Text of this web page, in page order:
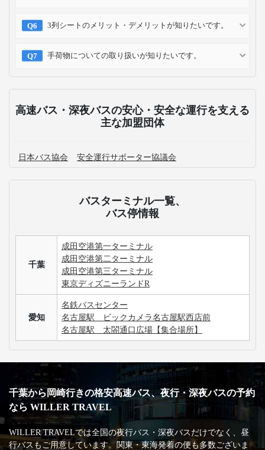
3列シートのメリット・デメリットが知りたいです。
手荷物についての取り扱いが知りたいです。
高速バス・深夜バスの安心・安全な運行を支える
主な加盟団体
日本バス協会 安全運行サポーター協議会
バスターミナル一覧、
バス停情報
千葉
成田空港第一ターミナル
成田空港第二ターミナル
成田空港第三ターミナル
東京ディズニーランドR
愛知
名鉄バスセンター
名古屋駅 ビックカメラ名古屋駅西店前
名古屋駅 太閤通口広場【集合場所】
千葉から岡崎行きの格安高速バス、夜行・深夜バスの予約
なら WILLER TRAVEL
WILLER TRAVELでは全国の夜行バス・深夜バスだけでなく、昼
行バスもご用意しています。関東・東海発着の便も多数ございま